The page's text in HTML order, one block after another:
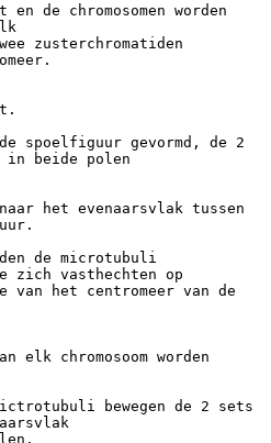
de chromosomen worden
zusterchromatiden
spoelfiguur gevormd, de 2
in beide polen
naar het evenaarsvlak tussen
de microtubuli
zich vasthechten op
van het centromeer van de
elk chromosoom worden
bewegen de 2 sets